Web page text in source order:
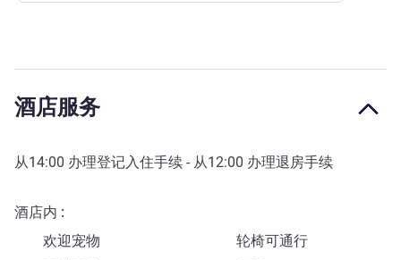
酒店服务
从14:00 办理登记入住手续 - 从12:00 办理退房手续
酒店内
欢迎宠物
轮椅可通行